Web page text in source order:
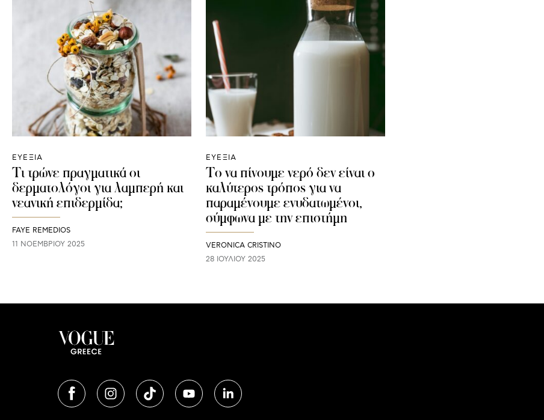
ΕΥΕΞΙΑ
Τι τρώνε πραγματικά οι
δερματολόγοι για λαμπερή και
νεανική επιδερμίδα;
FAYE REMEDIOS
11 ΝΟΕΜΒΡΊΟΥ 2025
ΕΥΕΞΙΑ
Το να πίνουμε νερό δεν είναι ο
καλύτερος τρόπος για να
παραμένουμε ενυδατωμένοι,
σύμφωνα με την επιστήμη
VERONICA CRISTINO
28 ΙΟΥΛΊΟΥ 2025